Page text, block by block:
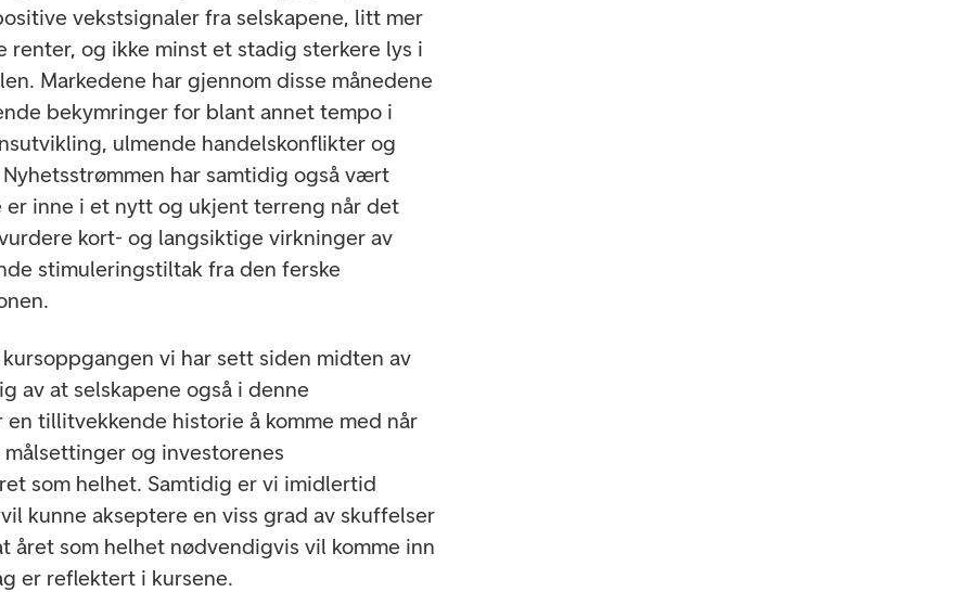
vekstsignaler fra selskapene, litt mer
renter, og ikke minst et stadig sterkere lys i
Markedene har gjennom disse månedene
bekymringer for blant annet tempo i
ulmende handelskonflikter og
har samtidig også vært
er inne i et nytt og ukjent terreng når det
kort- og langsiktige virkninger av
stimuleringstiltak fra den ferske
vi har sett siden midten av
av at selskapene også i denne
tillitvekkende historie å komme med når
og investorenes
som helhet. Samtidig er vi imidlertid
kunne akseptere en viss grad av skuffelser
året som helhet nødvendigvis vil komme inn
er reflektert i kursene.